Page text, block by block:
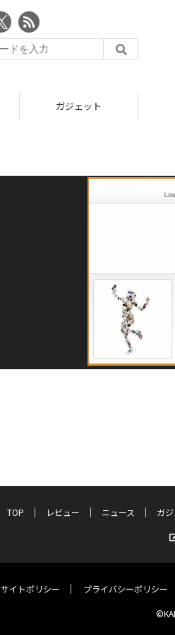
ガジェット
TOP レビュー ニュース ガ
サイトポリシー プライバシーポリシー